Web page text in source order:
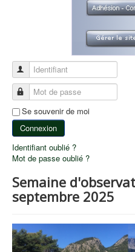
Identifiant
Mot de passe
Se souvenir de moi
Connexion
Identifiant oublié ?
Mot de passe oublié ?
Semaine
septembre 2025